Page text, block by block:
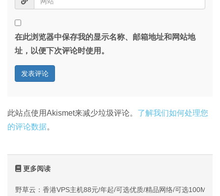
在此浏览器中保存我的显示名称、邮箱地址和网站地
址，以便下次评论时使用。
此站点使用Akismet来减少垃圾评论。 了解我们如何处理您
的评论数据。
更多阅读
野草云：香港VPS主机88元/年起/可选优质/精品网络/可选100M不